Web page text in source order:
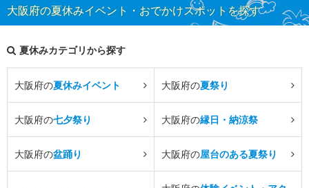
大阪府の夏休みイベント・おでかけスポットを探す
夏休みカテゴリから探す
大阪府の夏休みイベント 大阪府の夏祭り
大阪府の七夕祭り 大阪府の縁日・納涼祭
大阪府の盆踊り 大阪府の屋台のある夏祭り